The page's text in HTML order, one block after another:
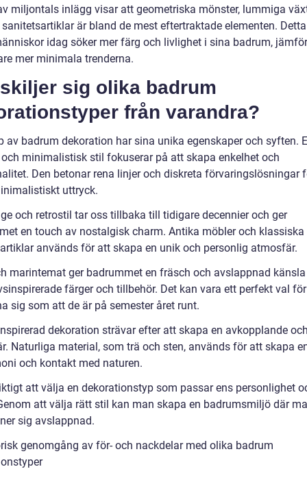
miljontals inlägg visar att geometriska mönster, lummiga
är bland de mest eftertraktade elementen.
idag söker mer färg och livlighet i sina badrum,
mer minimala trenderna.
sig olika badrum
från varandra?
av badrum dekoration har sina unika egenskaper och syften.
minimalistisk stil fokuserar på att skapa enkelhet och
Den betonar rena linjer och diskreta förvaringslösningar
uttryck.
och retrostil tar oss tillbaka till tidigare decennier och ger
en touch av nostalgisk charm. Antika möbler och klassiska
används för att skapa en unik och personlig atmosfär.
marintemat ger badrummet en fräsch och avslappnad
färger och tillbehör. Det kan vara ett perfekt val
sig som att de är på semester året runt.
dekoration strävar efter att skapa en avkopplande
Naturliga material, som trä och sten, används för att skapa
och kontakt med naturen.
att välja en dekorationstyp som passar ens personlighet
att välja rätt stil kan man skapa en badrumsmiljö där
sig avslappnad.
genomgång av för- och nackdelar med olika badrum